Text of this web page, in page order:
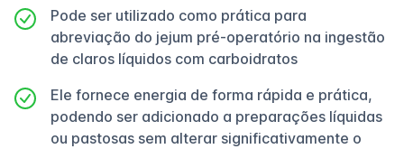
Pode ser utilizado como prática para
abreviação do jejum pré-operatório na ingestão
de claros líquidos com carboidratos
Ele fornece energia de forma rápida e prática,
podendo ser adicionado a preparações líquidas
ou pastosas sem alterar significativamente o